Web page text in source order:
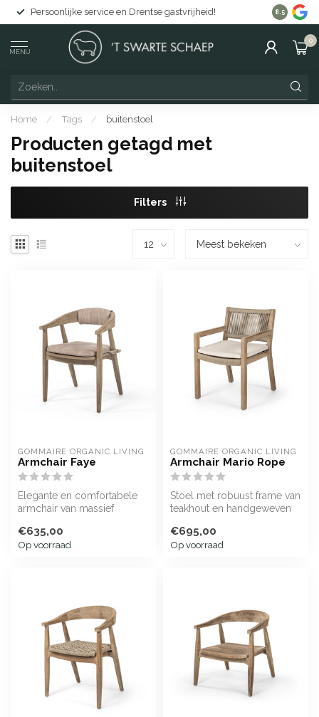
Persoonlijke service en Drentse gastvrijheid! Gratis
8.5
MENU
0
Home / Tags / buitenstoel
Producten getagd met
buitenstoel
Filters
GOMMAIRE ORGANIC LIVING
Armchair Faye
Elegante en comfortabele
armchair van massief
€635,00
Op voorraad
GOMMAIRE ORGANIC LIVING
Armchair Mario Rope
Stoel met robuust frame van
teakhout en handgeweven
€695,00
Op voorraad